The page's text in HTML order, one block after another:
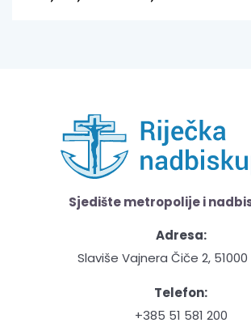
Sjedište metropolije i
Adresa:
Slaviše Vajnera Čiče 2, 51000
Telefon:
+385 51 581 200